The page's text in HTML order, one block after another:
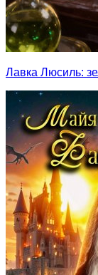
Лавка Люсиль: